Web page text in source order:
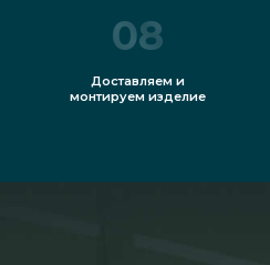
08
Доставляем и
монтируем изделие